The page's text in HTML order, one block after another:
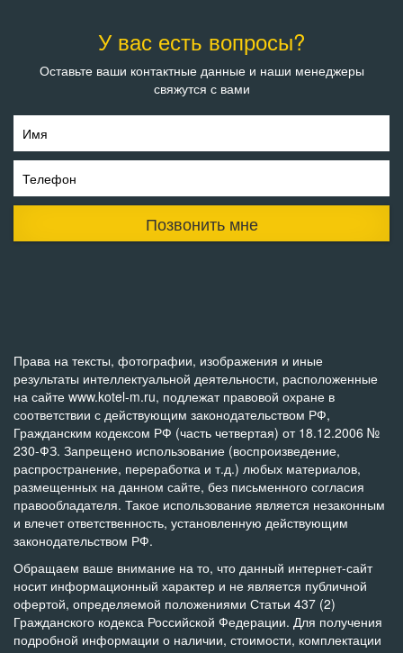
У вас есть вопросы?
Оставьте ваши контактные данные и наши менеджеры
свяжутся с вами
Имя
Телефон
Позвонить мне
Права на тексты, фотографии, изображения и иные
результаты интеллектуальной деятельности, расположенные
на сайте www.kotel-m.ru, подлежат правовой охране в
соответствии с действующим законодательством РФ,
Гражданским кодексом РФ (часть четвертая) от 18.12.2006 №
230-ФЗ. Запрещено использование (воспроизведение,
распространение, переработка и т.д.) любых материалов,
размещенных на данном сайте, без письменного согласия
правообладателя. Такое использование является незаконным
и влечет ответственность, установленную действующим
законодательством РФ.
Обращаем ваше внимание на то, что данный интернет-сайт
носит информационный характер и не является публичной
офертой, определяемой положениями Статьи 437 (2)
Гражданского кодекса Российской Федерации. Для получения
подробной информации о наличии, стоимости, комплектации